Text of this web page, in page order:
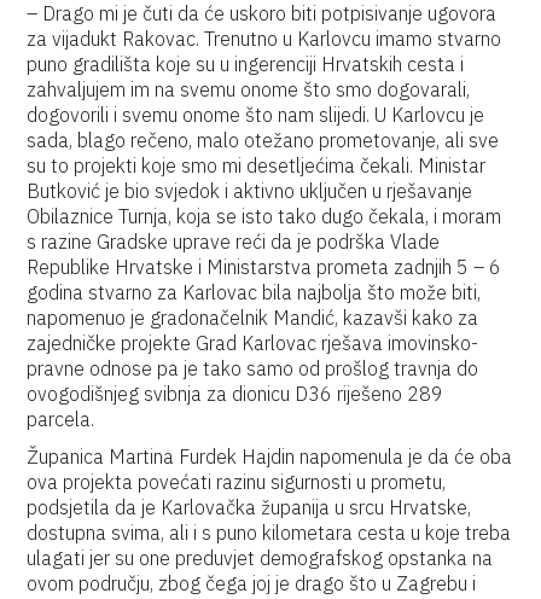
– Drago mi je čuti da će uskoro biti potpisivanje ugovora
za vijadukt Rakovac. Trenutno u Karlovcu imamo stvarno
puno gradilišta koje su u ingerenciji Hrvatskih cesta i
zahvaljujem im na svemu onome što smo dogovarali,
dogovorili i svemu onome što nam slijedi. U Karlovcu je
sada, blago rečeno, malo otežano prometovanje, ali sve
su to projekti koje smo mi desetljećima čekali. Ministar
Butković je bio svjedok i aktivno uključen u rješavanje
Obilaznice Turnja, koja se isto tako dugo čekala, i moram
s razine Gradske uprave reći da je podrška Vlade
Republike Hrvatske i Ministarstva prometa zadnjih 5 – 6
godina stvarno za Karlovac bila najbolja što može biti,
napomenuo je gradonačelnik Mandić, kazavši kako za
zajedničke projekte Grad Karlovac rješava imovinsko-
pravne odnose pa je tako samo od prošlog travnja do
ovogodišnjeg svibnja za dionicu D36 riješeno 289
parcela.
Županica Martina Furdek Hajdin napomenula je da će oba
ova projekta povećati razinu sigurnosti u prometu,
podsjetila da je Karlovačka županija u srcu Hrvatske,
dostupna svima, ali i s puno kilometara cesta u koje treba
ulagati jer su one preduvjet demografskog opstanka na
ovom području, zbog čega joj je drago što u Zagrebu i